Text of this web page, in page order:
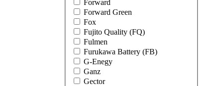
Forward
Forward Green
Fox
Fujito Quality (FQ)
Fulmen
Furukawa Battery (FB)
G-Enegy
Ganz
Gector